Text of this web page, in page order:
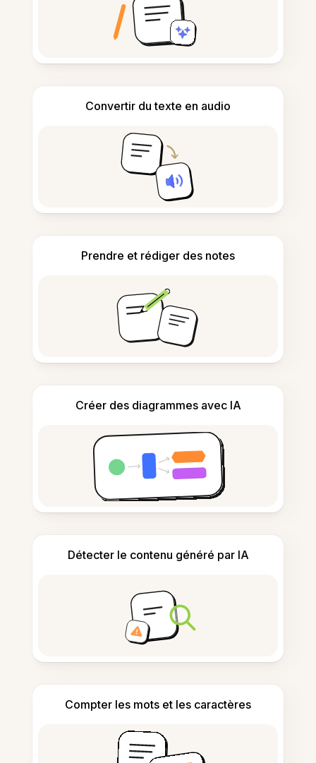
Convertir du texte en audio
Prendre et rédiger des notes
Créer des diagrammes avec IA
Détecter le contenu généré par IA
Compter les mots et les caractères